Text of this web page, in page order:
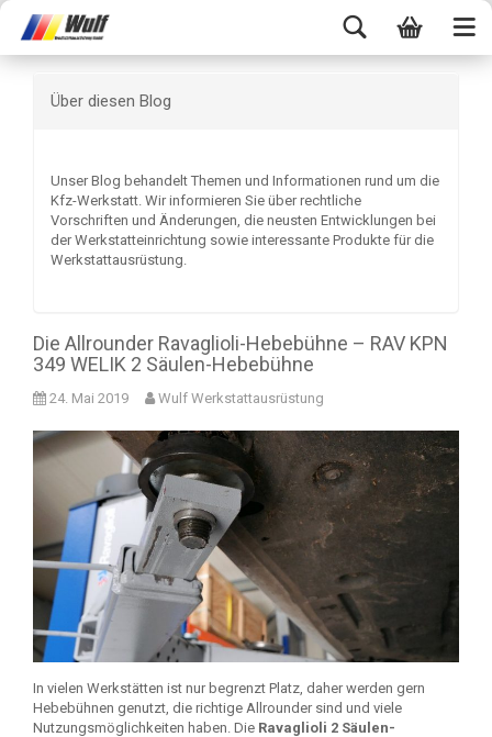
Über diesen Blog
Unser Blog behandelt Themen und Informationen rund um die
Kfz-Werkstatt. Wir informieren Sie über rechtliche
Vorschriften und Änderungen, die neusten Entwicklungen bei
der Werkstatteinrichtung sowie interessante Produkte für die
Werkstattausrüstung.
Die Allrounder Ravaglioli-Hebebühne – RAV KPN
349 WELIK 2 Säulen-Hebebühne
24. Mai 2019 Wulf Werkstattausrüstung
In vielen Werkstätten ist nur begrenzt Platz, daher werden gern
Hebebühnen genutzt, die richtige Allrounder sind und viele
Nutzungsmöglichkeiten haben. Die Ravaglioli 2 Säulen-